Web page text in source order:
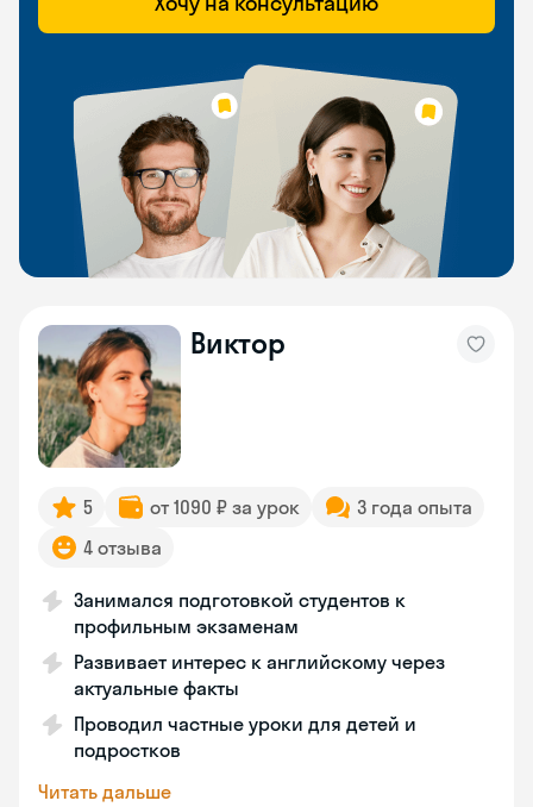
Виктор
5 от 1090 ₽ за урок
3 года опыта
4 отзыва
Занимался подготовкой студентов к
профильным экзаменам
Развивает интерес к английскому через
актуальные факты
Проводил частные уроки для детей и
подростков
Читать дальше